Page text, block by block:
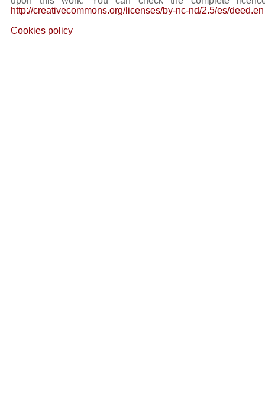
http://creativecommons.org/licenses/by-nc-nd/2.5/es/deed.en
Cookies policy